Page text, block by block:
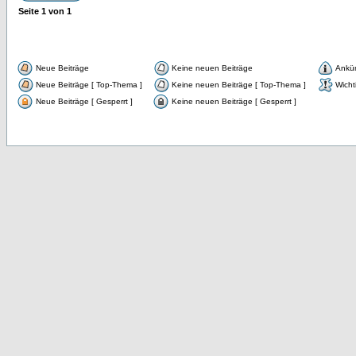
Seite 1 von 1
Neue Beiträge Keine neuen Beiträge
Neue Beiträge [ Top-Thema ]
Keine neuen Beiträge [ Top-Thema ]
Neue Beiträge [ Gesperrt ]
Keine neuen Beiträge [ Gesperrt ]